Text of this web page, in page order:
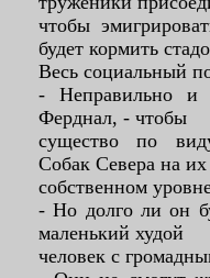
чтобы
будет кормить
Весь социальный
- Неправильно и
Ферднал, - чтобы
существо по
Собак Севера на их
собственном
- Но долго ли он
маленький худой
человек с